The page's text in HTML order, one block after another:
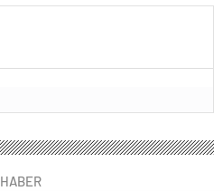
duyurdular…
HABER